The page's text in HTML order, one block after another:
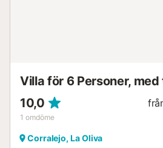
Villa för 6 Personer,
10,0
1 omdöme
Corralejo, La Oliva